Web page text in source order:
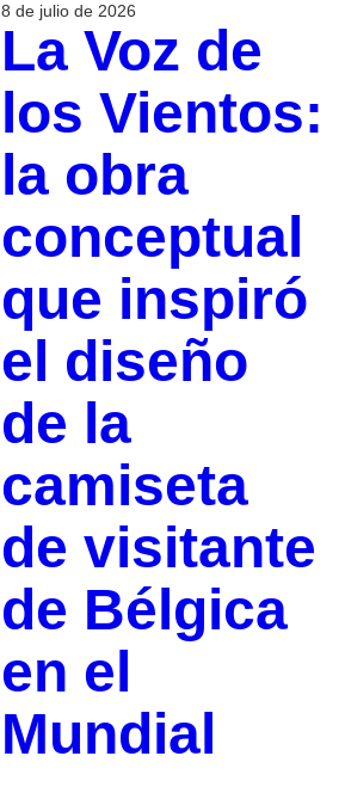
8 de julio de 2026
La Voz de
los Vientos:
la obra
conceptual
que inspiró
el diseño
de la
camiseta
de visitante
de Bélgica
en el
Mundial